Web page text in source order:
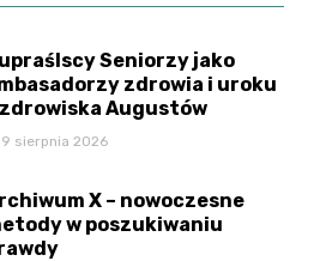
Seniorzy jako
zdrowia i uroku
Augustów
sierpnia 2026
X – nowoczesne
w poszukiwaniu